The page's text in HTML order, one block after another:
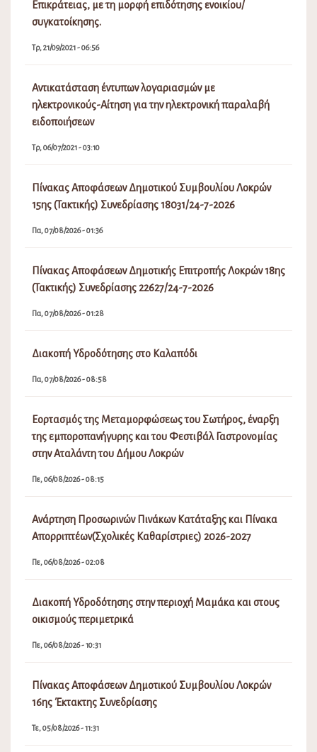
Επικράτειας, με τη μορφή επιδότησης ενοικίου/
συγκατοίκησης.
Τρ, 21/09/2021 - 06:56
Αντικατάσταση έντυπων λογαριασμών με
ηλεκτρονικούς-Αίτηση για την ηλεκτρονική παραλαβή
ειδοποιήσεων
Τρ, 06/07/2021 - 03:10
Πίνακας Αποφάσεων Δημοτικού Συμβουλίου Λοκρών
15ης (Τακτικής) Συνεδρίασης 18031/24-7-2026
Πα, 07/08/2026 - 01:36
Πίνακας Αποφάσεων Δημοτικής Επιτροπής Λοκρών 18ης
(Τακτικής) Συνεδρίασης 22627/24-7-2026
Πα, 07/08/2026 - 01:28
Διακοπή Υδροδότησης στο Καλαπόδι
Πα, 07/08/2026 - 08:58
Εορτασμός της Μεταμορφώσεως του Σωτήρος, έναρξη
της εμποροπανήγυρης και του Φεστιβάλ Γαστρονομίας
στην Αταλάντη του Δήμου Λοκρών
Πε, 06/08/2026 - 08:15
Ανάρτηση Προσωρινών Πινάκων Κατάταξης και Πίνακα
Απορριπτέων(Σχολικές Καθαρίστριες) 2026-2027
Πε, 06/08/2026 - 02:08
Διακοπή Υδροδότησης στην περιοχή Μαμάκα και στους
οικισμούς περιμετρικά
Πε, 06/08/2026 - 10:31
Πίνακας Αποφάσεων Δημοτικού Συμβουλίου Λοκρών
16ης Έκτακτης Συνεδρίασης
Τε, 05/08/2026 - 11:31